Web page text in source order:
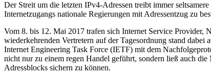
Der Streit um die letzten IPv4-Adressen treibt immer
Internetzugangs nationale Regierungen mit Adressentzug zu
Vom 8. bis 12. Mai 2017 trafen sich Internet Service Provider,
wiederkehrenden Vertretern auf der Tagesordnung stand
Internet Engineering Task Force (IETF) mit dem
nicht nur zu einem regen Handel geführt, sondern ließ auch
Adressblocks sichern zu können.